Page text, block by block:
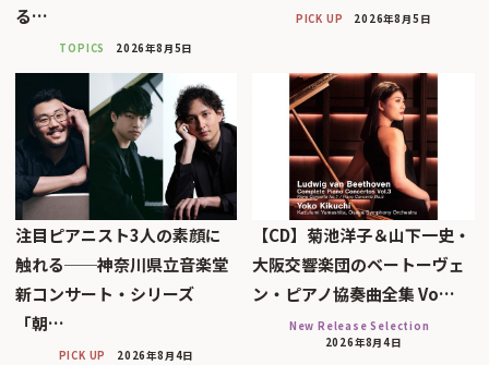
る…
TOPICS 2026年8月5日
PICK UP 2026年8月5日
注目ピアニスト3人の素顔に
触れる──神奈川県立音楽堂
新コンサート・シリーズ
「朝…
PICK UP 2026年8月4日
【CD】菊池洋子＆山下一史・
大阪交響楽団のベートーヴェ
ン・ピアノ協奏曲全集 Vo…
New Release Selection
2026年8月4日